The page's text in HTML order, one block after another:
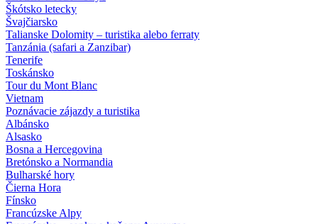
Škótsko letecky
Švajčiarsko
Talianske Dolomity – turistika alebo ferraty
Tanzánia (safari a Zanzibar)
Tenerife
Toskánsko
Tour du Mont Blanc
Vietnam
Poznávacie zájazdy a turistika
Albánsko
Alsasko
Bosna a Hercegovina
Bretónsko a Normandia
Bulharské hory
Čierna Hora
Fínsko
Francúzske Alpy